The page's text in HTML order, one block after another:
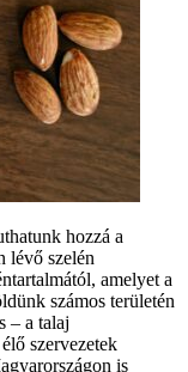
hozzá a
lévő szelén
amelyet a
számos területén
– a talaj
szervezetek
is